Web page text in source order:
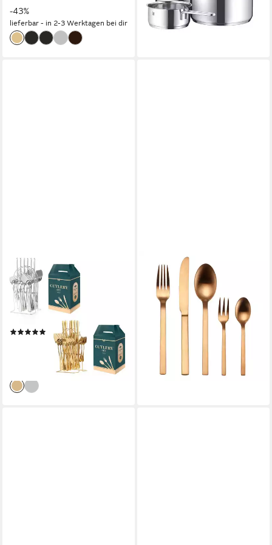
-43%
lieferbar - in 2-3 Werktagen bei dir
Stieltopf Ø 16cm), für alle
Herdarten geeignet,
-56%
lieferbar - in 2-3 Werktagen bei dir
FAIZEE MÖBEL
Besteck-Set Besteck-Set
Besteck Set 6 Personen, 24
Stück Edelstahl Color Box
(24-tlg), Edelstahl
(13)
UVP61,49 €
lieferbar - in 2-3 Werktagen bei dir
ECHTWERK
Besteck-Set Tafelbesteck
Milos, 30tlg, Edelstahl 18/10,
Edles Besteck-Set, PVD-
Beschichtung